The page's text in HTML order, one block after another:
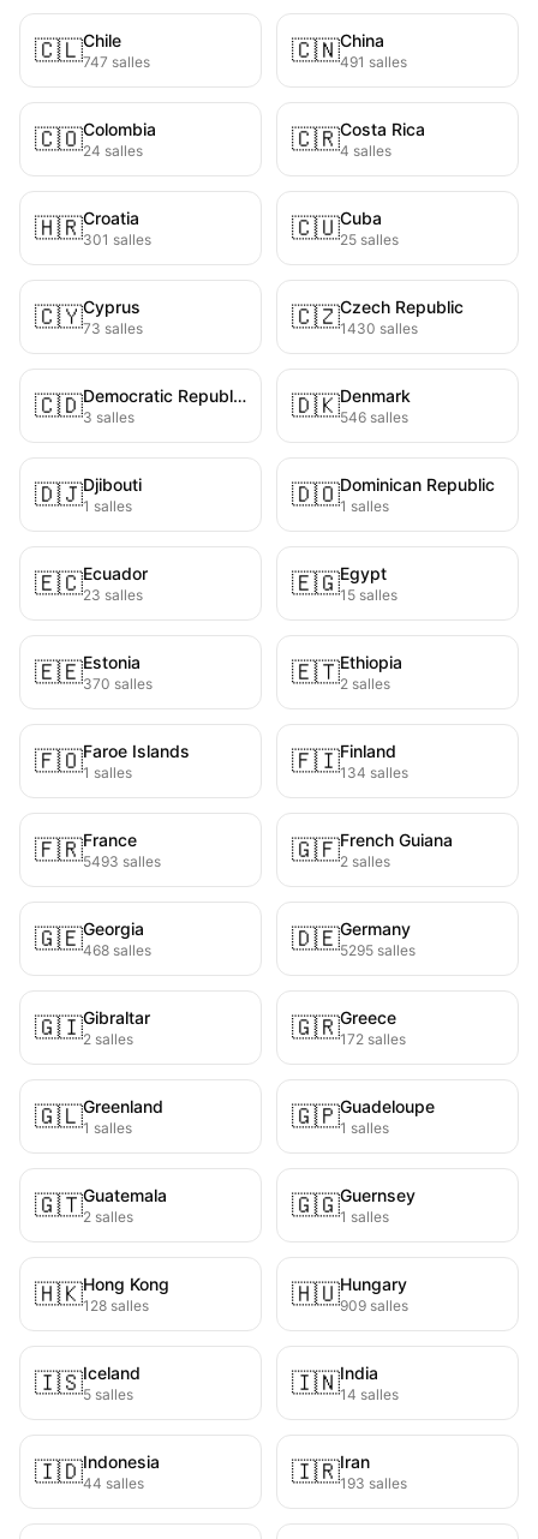
🇨🇱Chile
747 salles 🇨🇳China
491 salles
🇨🇴Colombia
24 salles 🇨🇷Costa Rica
4 salles
🇭🇷Croatia
301 salles 🇨🇺Cuba
25 salles
🇨🇾Cyprus
73 salles 🇨🇿Czech Republic
1430 salles
🇨🇩 Democratic Republic of the Congo
3 salles 🇩🇰Denmark
546 salles
🇩🇯Djibouti
1 salles 🇩🇴Dominican Republic
1 salles
🇪🇨Ecuador
23 salles 🇪🇬Egypt
15 salles
🇪🇪Estonia
370 salles 🇪🇹Ethiopia
2 salles
🇫🇴Faroe Islands
1 salles 🇫🇮Finland
134 salles
🇫🇷France
5493 salles 🇬🇫French Guiana
2 salles
🇬🇪Georgia
468 salles 🇩🇪Germany
5295 salles
🇬🇮Gibraltar
2 salles 🇬🇷Greece
172 salles
🇬🇱Greenland
1 salles 🇬🇵Guadeloupe
1 salles
🇬🇹Guatemala
2 salles 🇬🇬Guernsey
1 salles
🇭🇰Hong Kong
128 salles 🇭🇺Hungary
909 salles
🇮🇸Iceland
5 salles 🇮🇳India
14 salles
🇮🇩Indonesia
44 salles 🇮🇷Iran
193 salles